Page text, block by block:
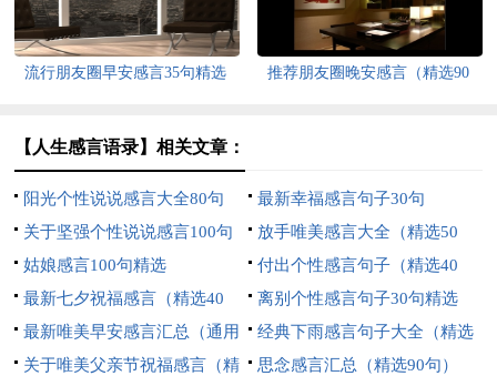
流行朋友圈早安感言35句精选
推荐朋友圈晚安感言（精选90
【人生感言语录】相关文章：
阳光个性说说感言大全80句
最新幸福感言句子30句
关于坚强个性说说感言100句
精选
放手唯美感言大全（精选50
句）
姑娘感言100句精选
付出个性感言句子（精选40
句）
最新七夕祝福感言（精选40
句）
离别个性感言句子30句精选
最新唯美早安感言汇总（通用
150句）
经典下雨感言句子大全（精选
60句）
关于唯美父亲节祝福感言（精
思念感言汇总（精选90句）